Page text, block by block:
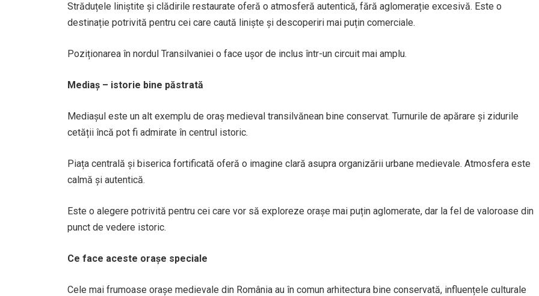
Străduțele liniștite și clădirile restaurate oferă o atmosferă autentică, fără aglomerație excesivă. Este o
destinație potrivită pentru cei care caută liniște și descoperiri mai puțin comerciale.
Poziționarea în nordul Transilvaniei o face ușor de inclus într-un circuit mai amplu.
Mediaș – istorie bine păstrată
Mediașul este un alt exemplu de oraș medieval transilvănean bine conservat. Turnurile de apărare și zidurile
cetății încă pot fi admirate în centrul istoric.
Piața centrală și biserica fortificată oferă o imagine clară asupra organizării urbane medievale. Atmosfera este
calmă și autentică.
Este o alegere potrivită pentru cei care vor să exploreze orașe mai puțin aglomerate, dar la fel de valoroase din
punct de vedere istoric.
Ce face aceste orașe speciale
Cele mai frumoase orașe medievale din România au în comun arhitectura bine conservată, influențele culturale